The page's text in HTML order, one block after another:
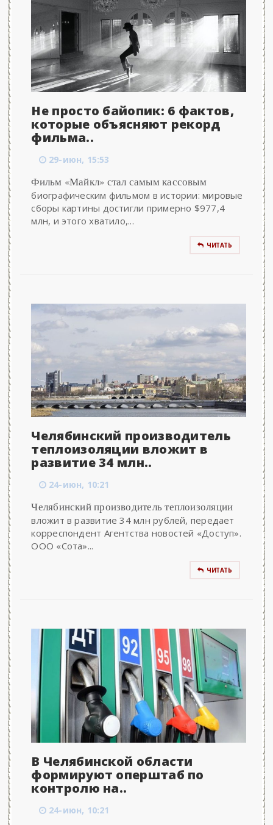
Не просто байопик: 6 фактов,
которые объясняют рекорд
фильма..
29-июн, 15:53
Фильм «Майкл» стал самым кассовым
биографическим фильмом в истории: мировые
сборы картины достигли примерно $977,4
млн, и этого хватило,...
ЧИТАТЬ
Челябинский производитель
теплоизоляции вложит в
развитие 34 млн..
24-июн, 10:21
Челябинский производитель теплоизоляции
вложит в развитие 34 млн рублей, передает
корреспондент Агентства новостей «Доступ».
ООО «Сота»...
ЧИТАТЬ
В Челябинской области
формируют оперштаб по
контролю на..
24-июн, 10:21